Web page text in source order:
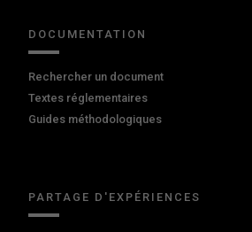
DOCUMENTATION
Rechercher un document
Textes réglementaires
Guides méthodologiques
PARTAGE D'EXPÉRIENCES